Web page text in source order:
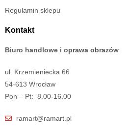
Regulamin sklepu
Kontakt
Biuro handlowe i oprawa obrazów
ul. Krzemieniecka 66
54-613 Wrocław
Pon – Pt: 8.00-16.00
ramart@ramart.pl